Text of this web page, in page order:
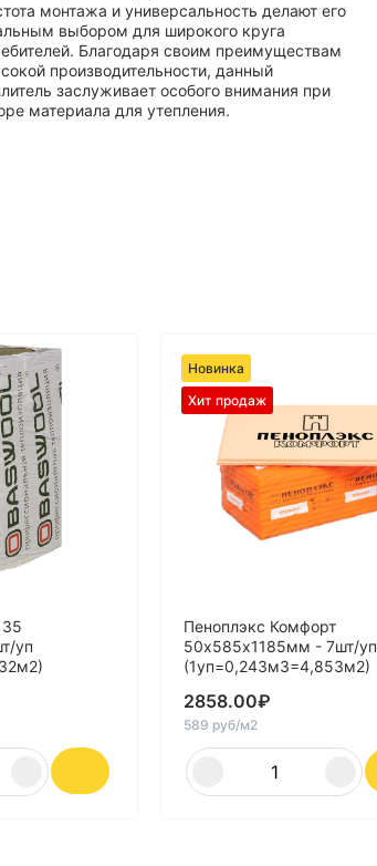
монтажа и универсальность делают его
выбором для широкого круга
Благодаря своим преимуществам
производительности, данный
заслуживает особого внимания при
материала для утепления.
35
уп
Новинка
Хит продаж
Пеноплэкс Комфорт
50х585х1185мм - 7шт/уп
(1уп=0,243м3=4,853м2)
2858.00₽
589 руб/м2